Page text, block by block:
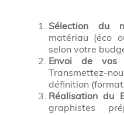
Sélection du
matériau (éco
selon votre
Envoi de vos
Transmettez-
définition
Réalisation du
graphistes